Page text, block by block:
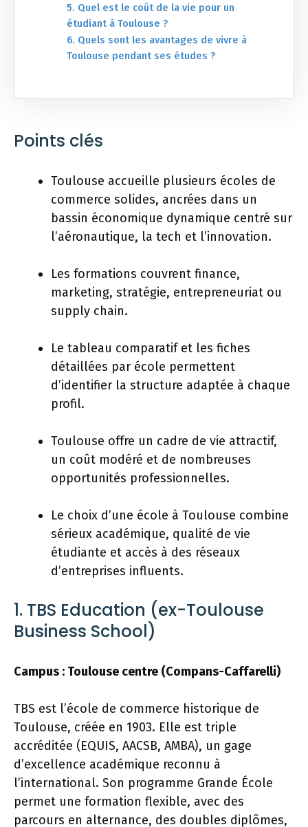
5. Quel est le coût de la vie pour un
étudiant à Toulouse ?
6. Quels sont les avantages de vivre à
Toulouse pendant ses études ?
Points clés
Toulouse accueille plusieurs écoles de
commerce solides, ancrées dans un
bassin économique dynamique centré sur
l’aéronautique, la tech et l’innovation.
Les formations couvrent finance,
marketing, stratégie, entrepreneuriat ou
supply chain.
Le tableau comparatif et les fiches
détaillées par école permettent
d’identifier la structure adaptée à chaque
profil.
Toulouse offre un cadre de vie attractif,
un coût modéré et de nombreuses
opportunités professionnelles.
Le choix d’une école à Toulouse combine
sérieux académique, qualité de vie
étudiante et accès à des réseaux
d’entreprises influents.
1. TBS Education (ex-Toulouse
Business School)
Campus : Toulouse centre (Compans-Caffarelli)
TBS est l’école de commerce historique de
Toulouse, créée en 1903. Elle est triple
accréditée (EQUIS, AACSB, AMBA), un gage
d’excellence académique reconnu à
l’international. Son programme Grande École
permet une formation flexible, avec des
parcours en alternance, des doubles diplômes,